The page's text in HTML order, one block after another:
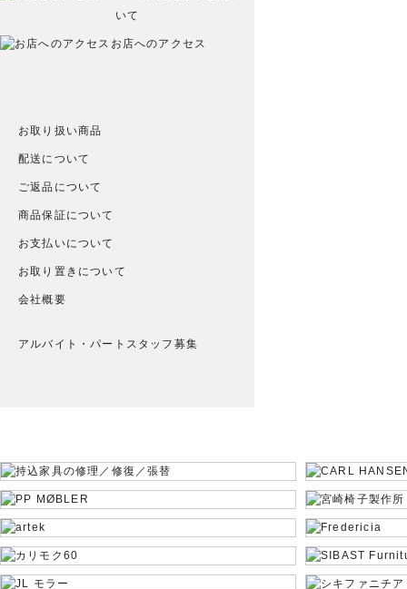
いて
お店へのアクセス
お取り扱い商品
配送について
ご返品について
商品保証について
お支払いについて
お取り置きについて
会社概要
アルバイト・パートスタッフ募集